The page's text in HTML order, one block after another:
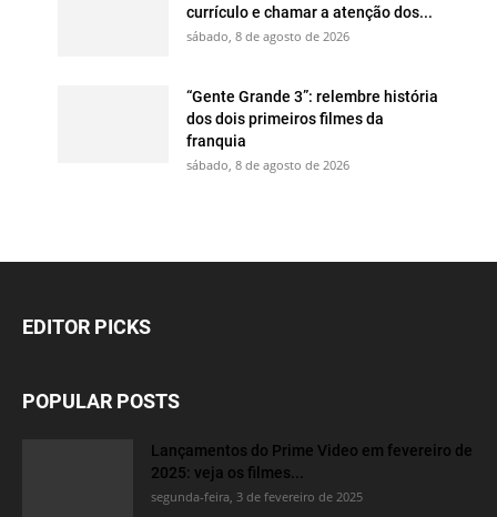
currículo e chamar a atenção dos...
sábado, 8 de agosto de 2026
“Gente Grande 3”: relembre história
dos dois primeiros filmes da
franquia
sábado, 8 de agosto de 2026
EDITOR PICKS
POPULAR POSTS
Lançamentos do Prime Video em fevereiro de
2025: veja os filmes...
segunda-feira, 3 de fevereiro de 2025